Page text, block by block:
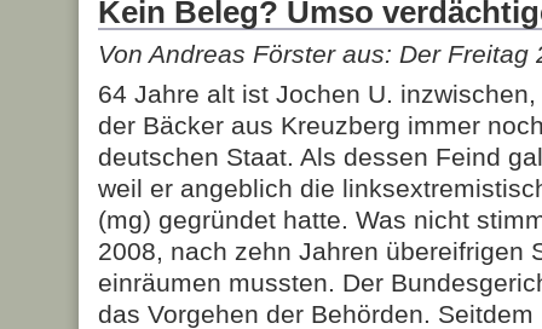
Kein Beleg? Umso
Von Andreas Förster aus: Der Freitag
64 Jahre alt ist Jochen U.
der Bäcker aus Kreuzberg immer
deutschen Staat. Als dessen Feind
weil er angeblich die
(mg) gegründet hatte. Was nicht
2008, nach zehn Jahren übereifrigen
einräumen mussten. Der
das Vorgehen der Behörden.